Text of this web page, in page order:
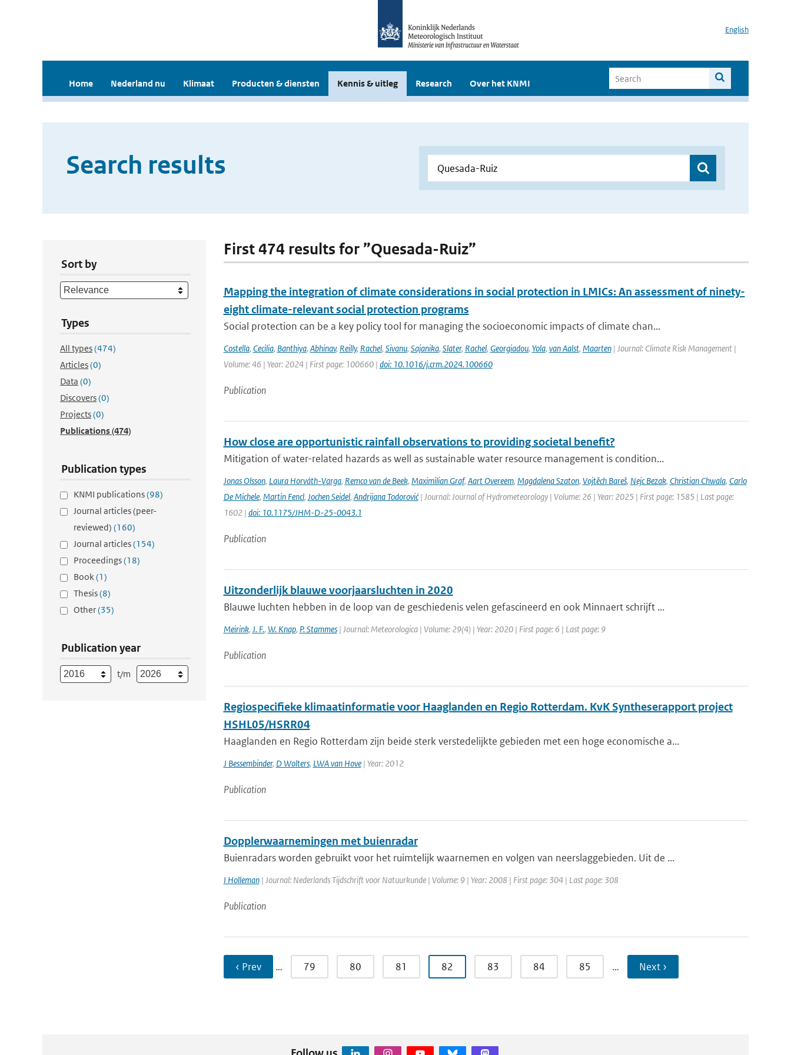
English
Home Nederland nu Klimaat Producten & diensten Kennis & uitleg Research Over het KNMI
Search results
Sort by
Types
All types(474)
Articles(0)
Data (0)
Discovers(0)
Projects(0)
Publications(474)
Publication types
KNMI publications(98)
Journal articles (peer-
reviewed) (160)
Journal articles(154)
Proceedings(18)
Book(1)
Thesis(8)
Other(35)
Publication year
t/m
First 474 results for ”Quesada-Ruiz”
Mapping the integration of climate considerations in social protection in LMICs: An assessment of ninety-
eight climate-relevant social protection programs
Social protection can be a key policy tool for managing the socioeconomic impacts of climate chan...
Costella, Cecilia, Banthiya, Abhinav, Reilly, Rachel, Sivanu, Sajanika, Slater, Rachel, Georgiadou, Yola, van Aalst, Maarten| Journal: Climate Risk Management |
Volume: 46 | Year: 2024 | First page: 100660 | doi: 10.1016/j.crm.2024.100660
Publication
How close are opportunistic rainfall observations to providing societal benefit?
Mitigation of water-related hazards as well as sustainable water resource management is condition...
Jonas Olsson, Laura Horváth-Varga, Remco van de Beek, Maximilian Graf, Aart Overeem, Magdalena Szaton, Vojtěch Bareš, Nejc Bezak, Christian Chwala, Carlo
De Michele, Martin Fencl, Jochen Seidel, Andrijana Todorović| Journal: Journal of Hydrometeorology | Volume: 26 | Year: 2025 | First page: 1585 | Last page:
1602 | doi: 10.1175/JHM-D-25-0043.1
Publication
Uitzonderlijk blauwe voorjaarsluchten in 2020
Blauwe luchten hebben in de loop van de geschiedenis velen gefascineerd en ook Minnaert schrijft ...
Meirink, J. F., W. Knap, P. Stammes| Journal: Meteorologica | Volume: 29(4) | Year: 2020 | First page: 6 | Last page: 9
Publication
Regiospecifieke klimaatinformatie voor Haaglanden en Regio Rotterdam. KvK Syntheserapport project
HSHL05/HSRR04
Haaglanden en Regio Rotterdam zijn beide sterk verstedelijkte gebieden met een hoge economische a...
J Bessembinder, D Wolters, LWA van Hove| Year: 2012
Publication
Dopplerwaarnemingen met buienradar
Buienradars worden gebruikt voor het ruimtelijk waarnemen en volgen van neerslaggebieden. Uit de ...
I Holleman| Journal: Nederlands Tijdschrift voor Natuurkunde | Volume: 9 | Year: 2008 | First page: 304 | Last page: 308
Publication
‹ Prev … 79 80 81 82 83 84 85 … Next ›